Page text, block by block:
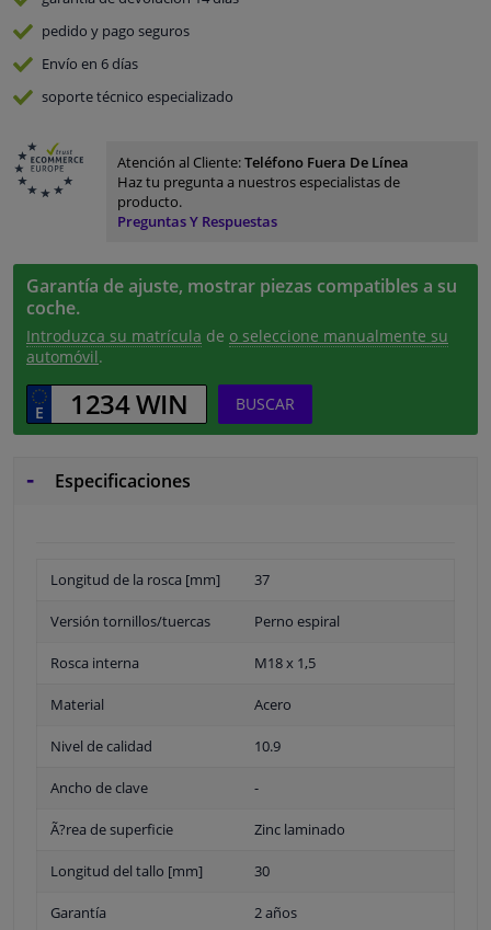
pedido y pago seguros
Envío en 6 días
soporte técnico especializado
Atención al Cliente:Teléfono Fuera De Línea
Haz tu pregunta a nuestros especialistas de
producto.
Preguntas Y Respuestas
Garantía de ajuste, mostrar piezas compatibles a su
coche.
Introduzca su matrícula de o seleccione manualmente su
automóvil.
BUSCAR
Especificaciones
Longitud de la rosca [mm] 37
Versión tornillos/tuercas Perno espiral
Rosca interna M18 x 1,5
Material Acero
Nivel de calidad 10.9
Ancho de clave -
Ã?rea de superficie Zinc laminado
Longitud del tallo [mm] 30
Garantía 2 años